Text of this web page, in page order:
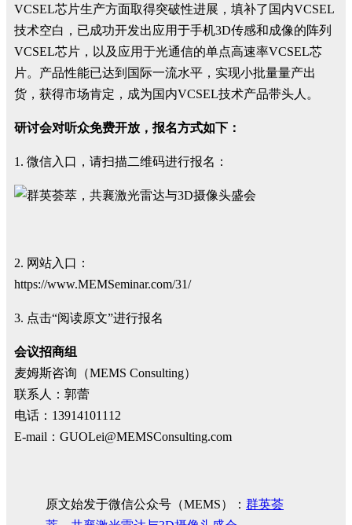
VCSEL芯片生产方面取得突破性进展，填补了国内VCSEL
技术空白，已成功开发出应用于手机3D传感和成像的阵列
VCSEL芯片，以及应用于光通信的单点高速率VCSEL芯
片。产品性能已达到国际一流水平，实现小批量量产出
货，获得市场肯定，成为国内VCSEL技术产品带头人。
研讨会对听众免费开放，报名方式如下：
1. 微信入口，请扫描二维码进行报名：
2. 网站入口：
https://www.MEMSeminar.com/31/
3. 点击“阅读原文”进行报名
会议招商组
麦姆斯咨询（MEMS Consulting）
联系人：郭蕾
电话：13914101112
E-mail：GUOLei@MEMSConsulting.com
原文始发于微信公众号（MEMS）： 群英荟